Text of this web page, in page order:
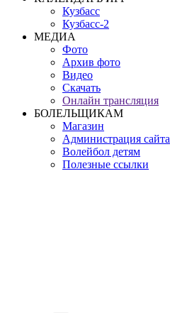
Кузбасс
Кузбасс-2
МЕДИА
Фото
Архив фото
Видео
Скачать
Онлайн трансляция
БОЛЕЛЬЩИКАМ
Магазин
Администрация сайта
Волейбол детям
Полезные ссылки